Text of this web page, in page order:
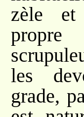
zèle et
les
grade,